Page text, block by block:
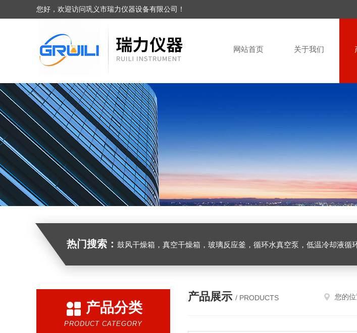
您好，欢迎访问巩义市瑞力仪器设备有限公司！
网站首页 关于我们
热门搜索： 鼓风干燥箱，真空干燥箱，玻璃反应釜，循环水真空泵，低温冷却液循环泵，旋转蒸发器等实验
产品分类
PRODUCT CATEGORY
产品展示 / PRODUCTS 您的位